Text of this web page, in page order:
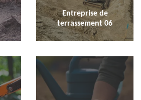
Entreprise de
terrassement 06